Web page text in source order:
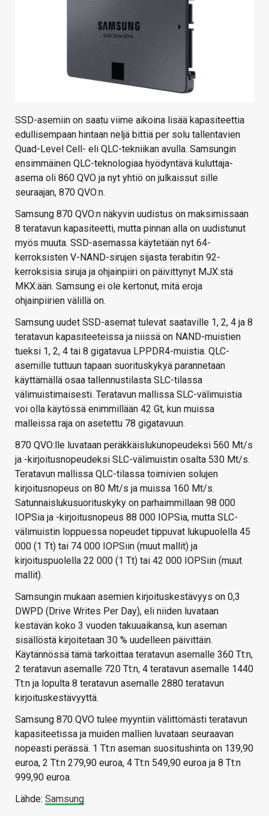
SSD-asemiin on saatu viime aikoina lisää kapasiteettia
edullisempaan hintaan neljä bittiä per solu tallentavien
Quad-Level Cell- eli QLC-tekniikan avulla. Samsungin
ensimmäinen QLC-teknologiaa hyödyntävä kuluttaja-
asema oli 860 QVO ja nyt yhtiö on julkaissut sille
seuraajan, 870 QVO:n.
Samsung 870 QVO:n näkyvin uudistus on maksimissaan
8 teratavun kapasiteetti, mutta pinnan alla on uudistunut
myös muuta. SSD-asemassa käytetään nyt 64-
kerroksisten V-NAND-sirujen sijasta terabitin 92-
kerroksisia siruja ja ohjainpiiri on päivittynyt MJX:stä
MKX:ään. Samsung ei ole kertonut, mitä eroja
ohjainpiirien välillä on.
Samsung uudet SSD-asemat tulevat saataville 1, 2, 4 ja 8
teratavun kapasiteeteissa ja niissä on NAND-muistien
tueksi 1, 2, 4 tai 8 gigatavua LPPDR4-muistia. QLC-
asemille tuttuun tapaan suorituskykyä parannetaan
käyttämällä osaa tallennustilasta SLC-tilassa
välimuistimaisesti. Teratavun mallissa SLC-välimuistia
voi olla käytössä enimmillään 42 Gt, kun muissa
malleissa raja on asetettu 78 gigatavuun.
870 QVO:lle luvataan peräkkäislukunopeudeksi 560 Mt/s
ja -kirjoitusnopeudeksi SLC-välimuistin osalta 530 Mt/s.
Teratavun mallissa QLC-tilassa toimivien solujen
kirjoitusnopeus on 80 Mt/s ja muissa 160 Mt/s.
Satunnaislukusuorituskyky on parhaimmillaan 98 000
IOPSia ja -kirjoitusnopeus 88 000 IOPSia, mutta SLC-
välimuistin loppuessa nopeudet tippuvat lukupuolella 45
000 (1 Tt) tai 74 000 IOPSiin (muut mallit) ja
kirjoituspuolella 22 000 (1 Tt) tai 42 000 IOPSiin (muut
mallit).
Samsungin mukaan asemien kirjoituskestävyys on 0,3
DWPD (Drive Writes Per Day), eli niiden luvataan
kestävän koko 3 vuoden takuuaikansa, kun aseman
sisällöstä kirjoitetaan 30 % uudelleen päivittäin.
Käytännössä tämä tarkoittaa teratavun asemalle 360 Tt:n,
2 teratavun asemalle 720 Tt:n, 4 teratavun asemalle 1440
Tt:n ja lopulta 8 teratavun asemalle 2880 teratavun
kirjoituskestävyyttä.
Samsung 870 QVO tulee myyntiin välittömästi teratavun
kapasiteetissa ja muiden mallien luvataan seuraavan
nopeasti perässä. 1 Tt:n aseman suositushinta on 139,90
euroa, 2 Tt:n 279,90 euroa, 4 Tt:n 549,90 euroa ja 8 Tt:n
999,90 euroa.
Lähde: Samsung